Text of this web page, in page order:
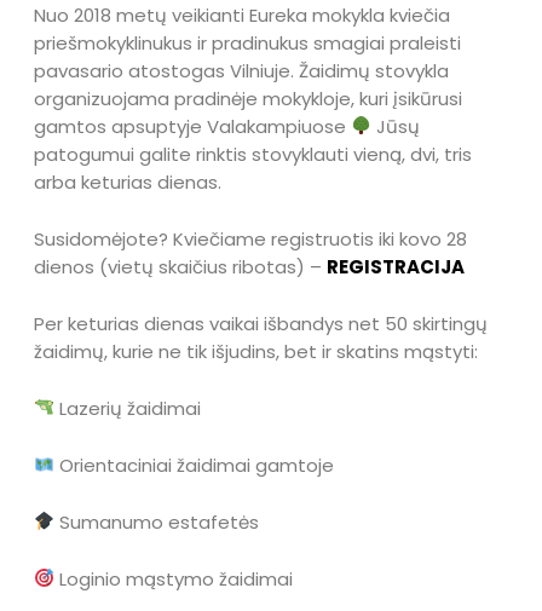
Nuo 2018 metų veikianti Eureka mokykla kviečia
priešmokyklinukus ir pradinukus smagiai praleisti
pavasario atostogas Vilniuje. Žaidimų stovykla
organizuojama pradinėje mokykloje, kuri įsikūrusi
gamtos apsuptyje Valakampiuose
Jūsų
patogumui galite rinktis stovyklauti vieną, dvi, tris
arba keturias dienas.
Susidomėjote? Kviečiame registruotis iki kovo 28
dienos (vietų skaičius ribotas) – REGISTRACIJA
Per keturias dienas vaikai išbandys net 50 skirtingų
žaidimų, kurie ne tik išjudins, bet ir skatins mąstyti:
Lazerių žaidimai
Orientaciniai žaidimai gamtoje
Sumanumo estafetės
Loginio mąstymo žaidimai